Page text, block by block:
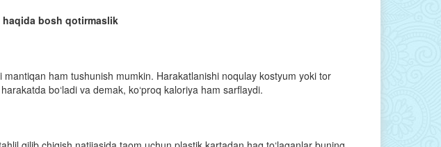
bosh qotirmaslik
ham tushunish mumkin. Harakatlanishi noqulay kostyum yoki tor
bo‘ladi va demak, ko‘proq kaloriya ham sarflaydi.